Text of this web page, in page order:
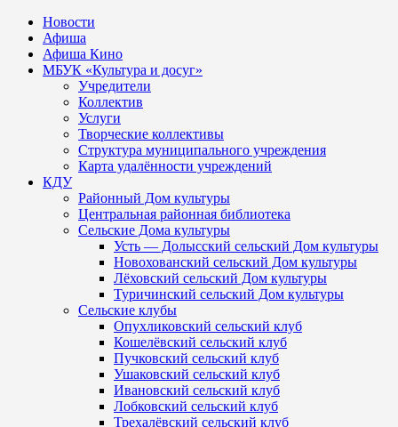
Новости
Афиша
Афиша Кино
МБУК «Культура и досуг»
Учредители
Коллектив
Услуги
Творческие коллективы
Структура муниципального учреждения
Карта удалённости учреждений
КДУ
Районный Дом культуры
Центральная районная библиотека
Сельские Дома культуры
Усть — Долысский сельский Дом культуры
Новохованский сельский Дом культуры
Лёховский сельский Дом культуры
Туричинский сельский Дом культуры
Сельские клубы
Опухликовский сельский клуб
Кошелёвский сельский клуб
Пучковский сельский клуб
Ушаковский сельский клуб
Ивановский сельский клуб
Лобковский сельский клуб
Трехалёвский сельский клуб